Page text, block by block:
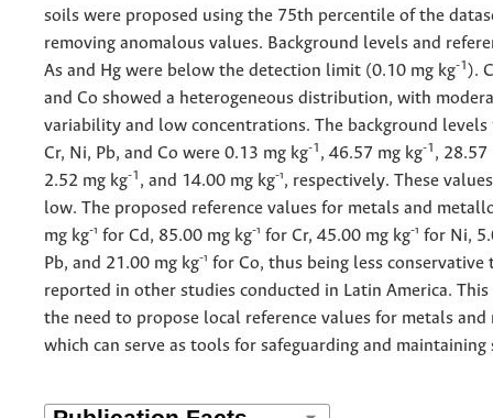
soils were proposed using the 75th percentile of the
removing anomalous values. Background levels and
As and Hg were below the detection limit (0.10 mg kg-1 ).
and Co showed a heterogeneous distribution, with
variability and low concentrations. The background levels
Cr, Ni, Pb, and Co were 0.13 mg kg-1 , 46.57 mg kg-1 , 28.57
2.52 mg kg-1 , and 14.00 mg kg-¹, respectively. These
low. The proposed reference values for metals and
mg kg-¹ for Cd, 85.00 mg kg-¹ for Cr, 45.00 mg kg-¹ for Ni,
Pb, and 21.00 mg kg-¹ for Co, thus being less conservative
reported in other studies conducted in Latin America. This
the need to propose local reference values for metals
which can serve as tools for safeguarding and